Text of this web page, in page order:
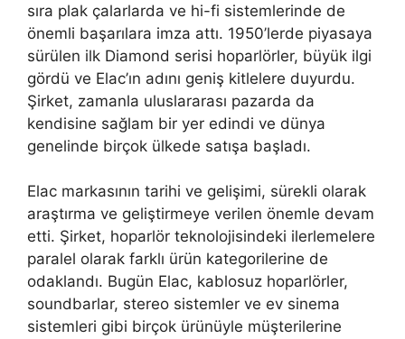
sıra plak çalarlarda ve hi-fi sistemlerinde de
önemli başarılara imza attı. 1950’lerde piyasaya
sürülen ilk Diamond serisi hoparlörler, büyük ilgi
gördü ve Elac’ın adını geniş kitlelere duyurdu.
Şirket, zamanla uluslararası pazarda da
kendisine sağlam bir yer edindi ve dünya
genelinde birçok ülkede satışa başladı.
Elac markasının tarihi ve gelişimi, sürekli olarak
araştırma ve geliştirmeye verilen önemle devam
etti. Şirket, hoparlör teknolojisindeki ilerlemelere
paralel olarak farklı ürün kategorilerine de
odaklandı. Bugün Elac, kablosuz hoparlörler,
soundbarlar, stereo sistemler ve ev sinema
sistemleri gibi birçok ürünüyle müşterilerine